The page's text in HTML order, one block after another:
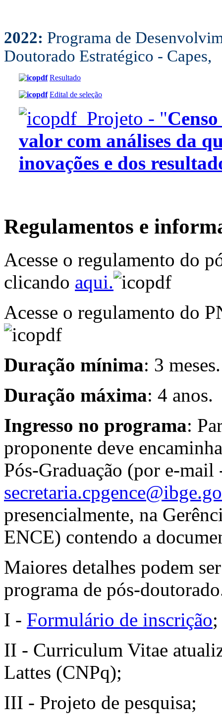
2022: Programa de
Doutorado Estratégico - Capes,
Resultado
Edital de seleção
Projeto - "
valor com análises da
inovações e dos
Regulamentos e
Acesse o regulamento do
clicando aqui.
Acesse o regulamento do
Duração mínima: 3 meses.
Duração máxima: 4 anos.
Ingresso no programa:
proponente deve
Pós-Graduação (por e-mail
presencialmente, na
ENCE) contendo a
Maiores detalhes podem
programa de pós-
I - Formulário de inscrição;
II - Curriculum Vitae
Lattes (CNPq);
III - Projeto de pesquisa;